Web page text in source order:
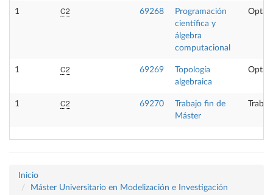
1 C2 69268
Programación
científica y
álgebra
computacional
1 C2 69269
Topología
algebraica
1 C2 69270
Trabajo fin de
Máster
Inicio
Máster Universitario en Modelización e Investigación